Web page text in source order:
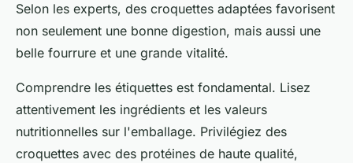
Selon les experts, des croquettes adaptées favorisent
non seulement une bonne digestion, mais aussi une
belle fourrure et une grande vitalité.
Comprendre les étiquettes est fondamental. Lisez
attentivement les ingrédients et les valeurs
nutritionnelles sur l'emballage. Privilégiez des
croquettes avec des protéines de haute qualité,